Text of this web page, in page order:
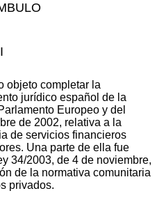
I
objeto completar la
jurídico español de la
Europeo y del
de 2002, relativa a la
de servicios financieros
Una parte de ella fue
34/2003, de 4 de noviembre,
de la normativa comunitaria
privados.